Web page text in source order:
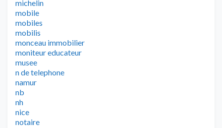
michelin
mobile
mobiles
mobilis
monceau immobilier
moniteur educateur
musee
n de telephone
namur
nb
nh
nice
notaire